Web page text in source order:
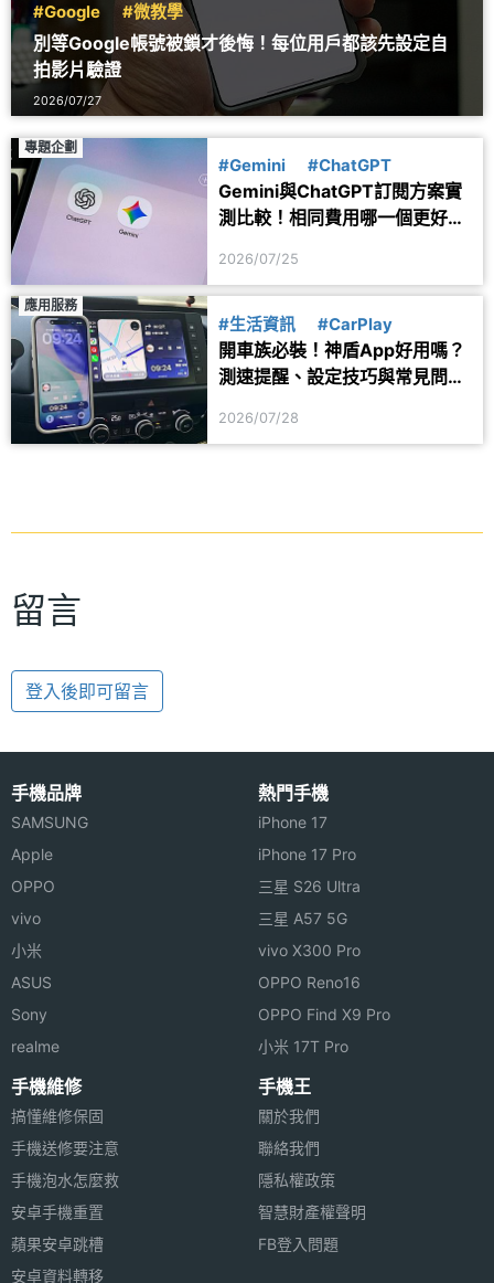
#Google #微教學
別等Google帳號被鎖才後悔！每位用戶都該先設定自
拍影片驗證
2026/07/27
專題企劃
#Gemini #ChatGPT
Gemini與ChatGPT訂閱方案實
測比較！相同費用哪一個更好
2026/07/25
應用服務
#生活資訊 #CarPlay
開車族必裝！神盾App好用嗎？
測速提醒、設定技巧與常見問題
2026/07/28
留言
登入後即可留言
手機品牌
SAMSUNG
Apple
OPPO
vivo
小米
ASUS
Sony
realme
熱門手機
iPhone 17
iPhone 17 Pro
三星 S26 Ultra
三星 A57 5G
vivo X300 Pro
OPPO Reno16
OPPO Find X9 Pro
小米 17T Pro
手機維修
搞懂維修保固
手機送修要注意
手機泡水怎麼救
安卓手機重置
蘋果安卓跳槽
安卓資料轉移
手機王
關於我們
聯絡我們
隱私權政策
智慧財產權聲明
FB登入問題